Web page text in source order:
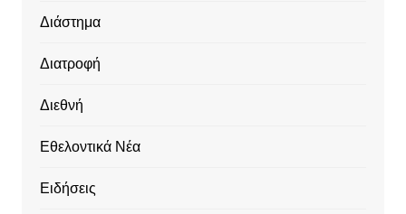
Διάστημα
Διατροφή
Διεθνή
Εθελοντικά Νέα
Ειδήσεις